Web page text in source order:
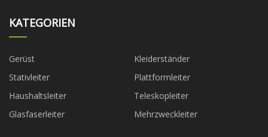
KATEGORIEN
Gerüst
Kleiderständer
Stativleiter
Plattformleiter
Haushaltsleiter
Teleskopleiter
Glasfaserleiter
Mehrzweckleiter